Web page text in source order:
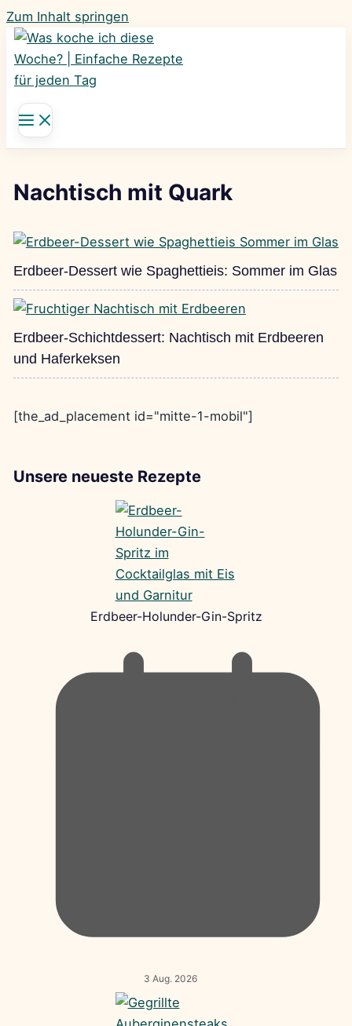
Zum Inhalt springen
Nachtisch mit Quark
Erdbeer-Dessert wie Spaghettieis: Sommer im Glas
Erdbeer-Schichtdessert: Nachtisch mit Erdbeeren
und Haferkeksen
[the_ad_placement id="mitte-1-mobil"]
Unsere neueste Rezepte
Erdbeer-Holunder-Gin-Spritz
3 Aug. 2026